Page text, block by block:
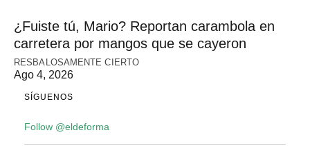
¿Fuiste tú, Mario? Reportan carambola en
carretera por mangos que se cayeron
RESBALOSAMENTE CIERTO
Ago 4, 2026
SÍGUENOS
Follow @eldeforma